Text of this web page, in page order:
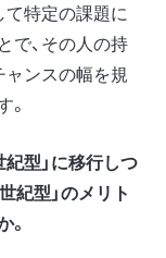
て特定の課題に
で、その人の持
ャンスの幅を規
型」に移行しつ
紀型」のメリト